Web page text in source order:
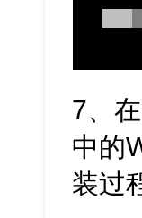
7、
中的
装过